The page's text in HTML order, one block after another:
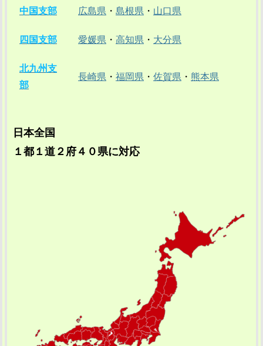
中国支部 広島県 ・ 島根県 ・ 山口県
四国支部 愛媛県 ・ 高知県 ・ 大分県
北九州支
部
長崎県 ・ 福岡県 ・ 佐賀県 ・ 熊本県
日本全国
１都１道２府４０県に対応